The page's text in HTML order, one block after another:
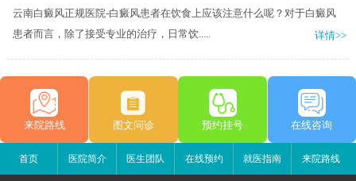
云南白癜风正规医院-白癜风患者在饮食上应该注意什么呢？对于白癜风
患者而言，除了接受专业的治疗，日常饮.....
详情>>
来院路线 图文问诊 预约挂号 在线咨询
首页 医院简介 医生团队 在线预约 就医指南 来院路线